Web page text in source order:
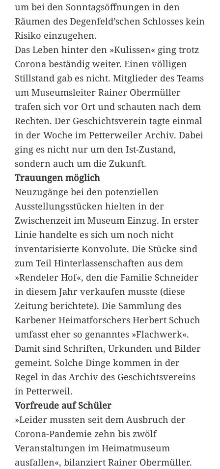
um bei den Sonntagsöffnungen in den
Räumen des Degenfeld’schen Schlosses kein
Risiko einzugehen.
Das Leben hinter den »Kulissen« ging trotz
Corona beständig weiter. Einen völligen
Stillstand gab es nicht. Mitglieder des Teams
um Museumsleiter Rainer Obermüller
trafen sich vor Ort und schauten nach dem
Rechten. Der Geschichtsverein tagte einmal
in der Woche im Petterweiler Archiv. Dabei
ging es nicht nur um den Ist-Zustand,
sondern auch um die Zukunft.
Trauungen möglich
Neuzugänge bei den potenziellen
Ausstellungsstücken hielten in der
Zwischenzeit im Museum Einzug. In erster
Linie handelte es sich um noch nicht
inventarisierte Konvolute. Die Stücke sind
zum Teil Hinterlassenschaften aus dem
»Rendeler Hof«, den die Familie Schneider
in diesem Jahr verkaufen musste (diese
Zeitung berichtete). Die Sammlung des
Karbener Heimatforschers Herbert Schuch
umfasst eher so genanntes »Flachwerk«.
Damit sind Schriften, Urkunden und Bilder
gemeint. Solche Dinge kommen in der
Regel in das Archiv des Geschichtsvereins
in Petterweil.
Vorfreude auf Schüler
»Leider mussten seit dem Ausbruch der
Corona-Pandemie zehn bis zwölf
Veranstaltungen im Heimatmuseum
ausfallen«, bilanziert Rainer Obermüller.